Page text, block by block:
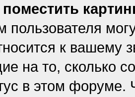
поместить
пользователя
к вашему
на то, сколько
в этом форуме.